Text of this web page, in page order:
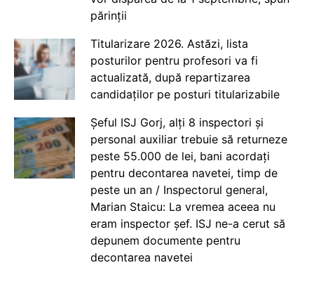
părinții
Titularizare 2026. Astăzi, lista
posturilor pentru profesori va fi
actualizată, după repartizarea
candidaților pe posturi titularizabile
Șeful ISJ Gorj, alți 8 inspectori și
personal auxiliar trebuie să returneze
peste 55.000 de lei, bani acordați
pentru decontarea navetei, timp de
peste un an / Inspectorul general,
Marian Staicu: La vremea aceea nu
eram inspector șef. ISJ ne-a cerut să
depunem documente pentru
decontarea navetei